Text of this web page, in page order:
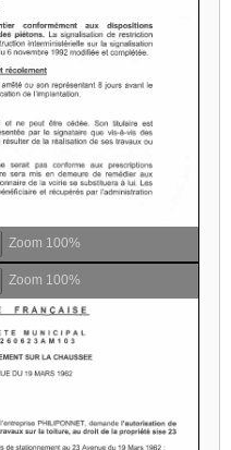
Zoom 100%
Zoom 100%